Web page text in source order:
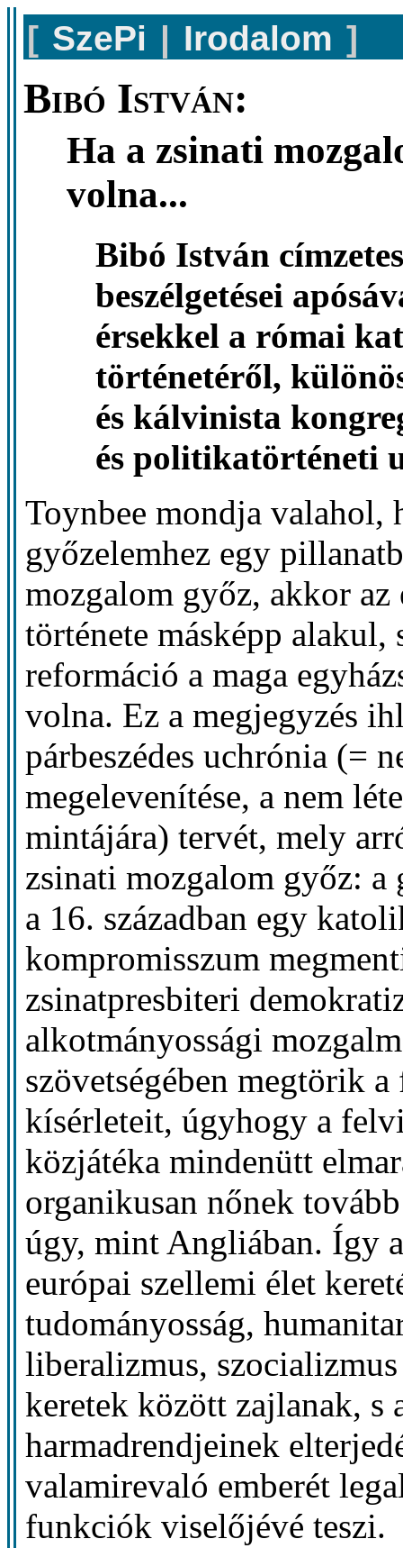
[ SzePi | Irodalom ]
Bibó István:
Ha a zsinati
volna...
Bibó István
beszélgetései
érsekkel a római
történetéről,
és kálvinista
és politikatörténeti
Toynbee mondja valahol,
győzelemhez egy
mozgalom győz, akkor az
története másképp alakul,
reformáció a maga
volna. Ez a megjegyzés
párbeszédes uchrónia (=
megelevenítése, a nem
mintájára) tervét, mely
zsinati mozgalom győz: a
a 16. században egy
kompromisszum
zsinatpresbiteri
alkotmányossági
szövetségében megtörik
kísérleteit, úgyhogy a
közjátéka mindenütt
organikusan nőnek
úgy, mint Angliában. Így
európai szellemi élet
tudományosság,
liberalizmus,
keretek között zajlanak, s
harmadrendjeinek
valamirevaló emberét
funkciók viselőjévé teszi.